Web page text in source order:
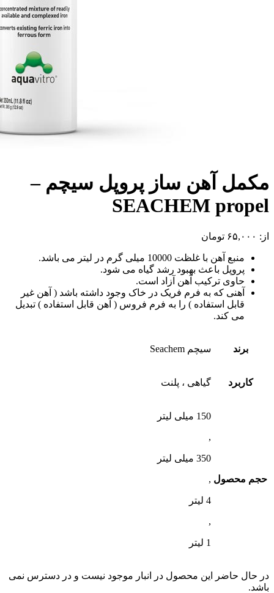
مکمل آهن ساز پروپل سیچم –
SEACHEM propel
از: ۶۵,۰۰۰ تومان
منبع آهن با غلظت 10000 میلی گرم در لیتر می باشد.
پروپل باعث بهبود رشد گیاه می شود.
حاوی ترکیب آهن آزاد است.
آهنی که به فرم فریک در خاک وجود داشته باشد ( آهن غیر
قابل استفاده ) را به فرم فروس ( آهن قابل استفاده ) تبدیل
می کند.
برند سیچم Seachem
کاربرد گیاهی ، پلنت
حجم محصول
150 میلی لیتر
,
350 میلی لیتر
,
4 لیتر
,
1 لیتر
در حال حاضر این محصول در انبار موجود نیست و در دسترس نمی
باشد.